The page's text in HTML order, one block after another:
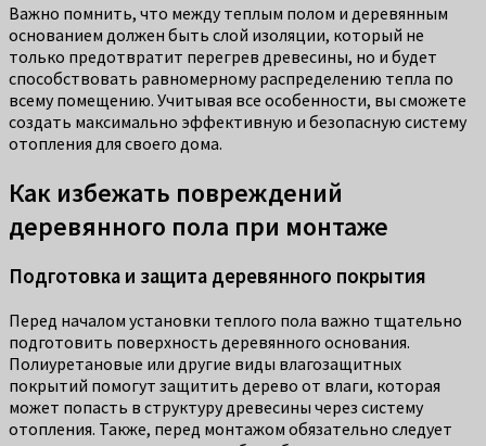
Важно помнить, что между теплым полом и деревянным
основанием должен быть слой изоляции, который не
только предотвратит перегрев древесины, но и будет
способствовать равномерному распределению тепла по
всему помещению. Учитывая все особенности, вы сможете
создать максимально эффективную и безопасную систему
отопления для своего дома.
Как избежать повреждений
деревянного пола при монтаже
Подготовка и защита деревянного покрытия
Перед началом установки теплого пола важно тщательно
подготовить поверхность деревянного основания.
Полиуретановые или другие виды влагозащитных
покрытий помогут защитить дерево от влаги, которая
может попасть в структуру древесины через систему
отопления. Также, перед монтажом обязательно следует